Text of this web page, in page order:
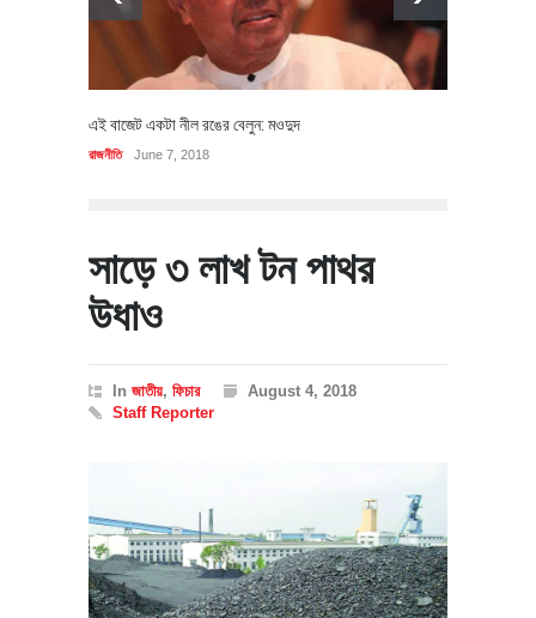
এই বাজেট একটা নীল রঙের বেলুন: মওদুদ
রাজনীতি June 7, 2018
সাড়ে ৩ লাখ টন পাথর
উধাও
In জাতীয়, ফিচার
August 4, 2018
Staff Reporter